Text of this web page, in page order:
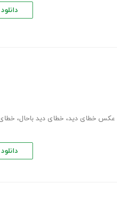
عکس خطای دید، خطای دید باحال،